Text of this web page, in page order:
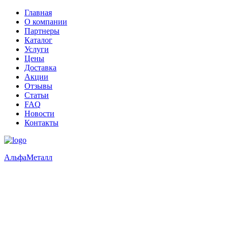
Главная
О компании
Партнеры
Каталог
Услуги
Цены
Доставка
Акции
Отзывы
Статьи
FAQ
Новости
Контакты
АльфаМеталл